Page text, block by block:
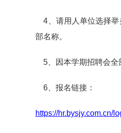
4、请用人单位选择举
部名称。
5、因本学期招聘会全
6、报名链接：
https://hr.bysjy.com.cn/